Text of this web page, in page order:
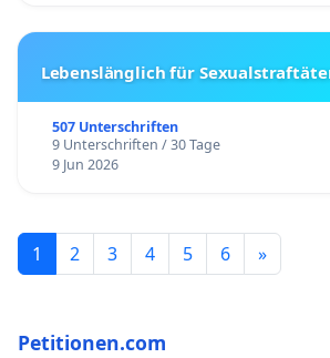
Lebenslänglich für
507 Unterschriften
9 Unterschriften / 30 Tage
9 Jun 2026
1 2 3 4 5 6 »
Petitionen.com